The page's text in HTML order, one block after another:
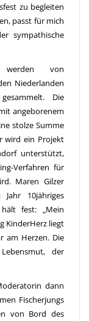
zu begleiten
passt für mich
sympathische
von
Niederlanden
Die
angeborenem
stolze Summe
wird ein Projekt
unterstützt,
Verfahren für
Maren Gilzer
10jähriges
fest: „Mein
KinderHerz liegt
am Herzen. Die
der
dann
Fischerjungs
von Bord des